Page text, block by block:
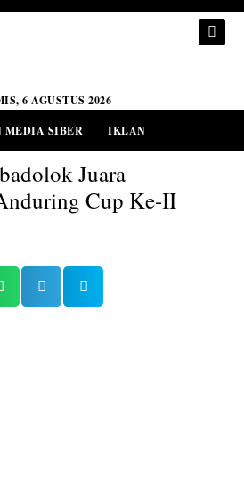
6 AGUSTUS 2026
MEDIA SIBER
IKLAN
Juara
Cup Ke-II